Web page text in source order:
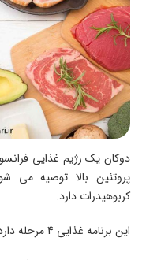
دوکان یک رژیم غذایی
پروتئین بالا توصیه
کربوهیدرات دارد.
این برنامه غذایی 4 مرحله دارد.